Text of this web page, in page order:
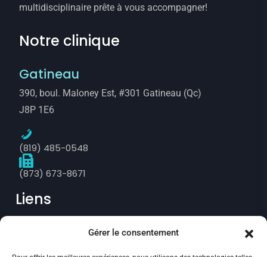
Gérer le consentement
multidisciplinaire prête à vous accompagner!
Notre clinique
Gatineau
390, boul. Maloney Est, #301 Gatineau (Qc)
J8P 1E6
(819) 485-0548
(873) 673-8671
Liens